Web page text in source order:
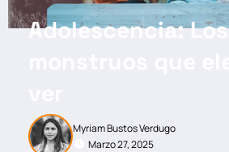
Adolescencia: Los
Myriam Bustos Verdugo
Marzo 27, 2025